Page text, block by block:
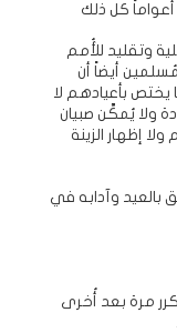
أعواماً كل ذلك
وتقليد للأُمم
أيضاً أن
بأعيادهم لا
ولا يُمكَّن صبيان
إظهار الزينة
بالعيد وآدابه في
مرة بعد أُخرى